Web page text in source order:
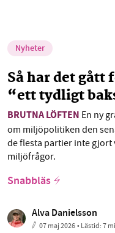
Nyheter
Så har det
“ett tydligt
BRUTNA LÖFTEN En ny
om miljöpolitiken den
de flesta partier inte gjort
miljöfrågor.
Snabbläs
Alva Danielsson
07 maj 2026• Lästid:7